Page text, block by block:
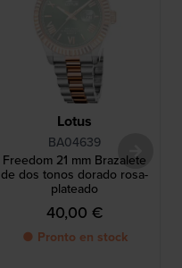
Lotus
BA04639
Freedom 21 mm Brazalete
de dos tonos dorado rosa-
plateado
40,00 €
● Pronto en stock